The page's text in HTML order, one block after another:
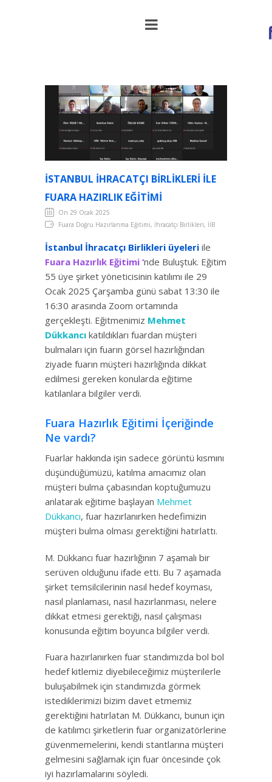
İSTANBUL İHRACATÇI BIRLIKLERI ILE
FUARA HAZIRLIK EĞITIMI
On 29 Ocak 2025
Fuara Doğru Hazırlanma Eğitimi, İhracatçı Birlikleri, İİB
İstanbul İhracatçı Birlikleri üyeleri ile
Fuara Hazırlık Eğitimi ‘nde Buluştuk. Eğitim
55 üye şirket yöneticisinin katılımı ile 29
Ocak 2025 Çarşamba günü sabat 13:30 ile
16:30 arasında Zoom ortamında
gerçekleşti. Eğitmenimiz Mehmet
Dükkancı katıldıkları fuardan müşteri
bulmaları için fuarın görsel hazırlığından
ziyade fuarın müşteri hazırlığında dikkat
edilmesi gereken konularda eğitime
katılanlara bilgiler verdi.
Fuara Hazırlık Eğitimi İçeriğinde
Ne vardı?
Fuarlar hakkında işin sadece görüntü kısmını
düşündüğümüzü, katılma amacımız olan
müşteri bulma çabasından koptuğumuzu
anlatarak eğitime başlayan Mehmet
Dükkancı, fuar hazırlanırken hedefimizin
müşteri bulma olması gerektiğini hatırlattı.
M. Dükkancı fuar hazırlığının 7 aşamalı bir
serüven olduğunu ifade etti. Bu 7 aşamada
şirket temsilcilerinin nasıl hedef koyması,
nasıl planlaması, nasıl hazırlanması, nelere
dikkat etmesi gerektiği, nasıl çalışması
konusunda eğitim boyunca bilgiler verdi.
Fuara hazırlanırken fuar standımızda bol bol
hedef kitlemiz diyebileceğimiz müşterilerle
buluşabilmek için standımızda görmek
istediklerimizi bizim davet etmemiz
gerektiğini hatırlatan M. Dükkancı, bunun için
de katılımcı şirketlerin fuar organizatörlerine
güvenmemelerini, kendi stantlarına müşteri
gelmesini sağlamak için fuar öncesinde çok
iyi hazırlamalarını söyledi.